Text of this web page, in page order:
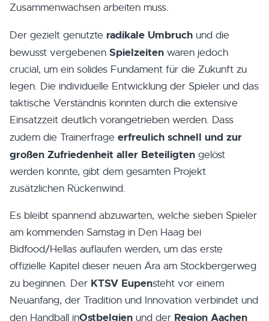
Zusammenwachsen arbeiten muss.
Der gezielt genutzte radikale Umbruch und die
bewusst vergebenen Spielzeiten waren jedoch
crucial, um ein solides Fundament für die Zukunft zu
legen. Die individuelle Entwicklung der Spieler und das
taktische Verständnis konnten durch die extensive
Einsatzzeit deutlich vorangetrieben werden. Dass
zudem die Trainerfrage erfreulich schnell und zur
großen Zufriedenheit aller Beteiligten gelöst
werden konnte, gibt dem gesamten Projekt
zusätzlichen Rückenwind.
Es bleibt spannend abzuwarten, welche sieben Spieler
am kommenden Samstag in Den Haag bei
Bidfood/Hellas auflaufen werden, um das erste
offizielle Kapitel dieser neuen Ära am Stockbergerweg
zu beginnen. Der KTSV Eupensteht vor einem
Neuanfang, der Tradition und Innovation verbindet und
den Handball inOstbelgien und der Region Aachen